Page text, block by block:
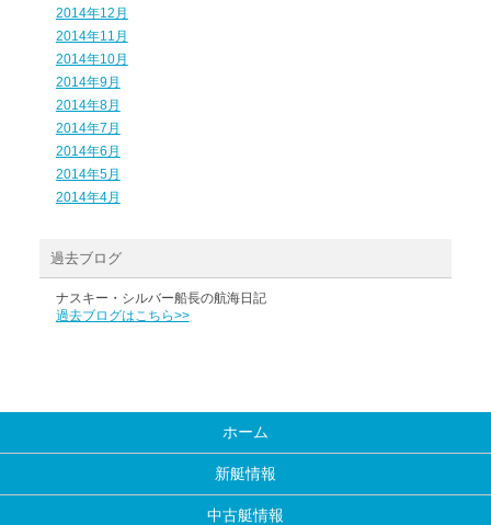
2014年12月
2014年11月
2014年10月
2014年9月
2014年8月
2014年7月
2014年6月
2014年5月
2014年4月
過去ブログ
ナスキー・シルバー船長の航海日記
過去ブログはこちら>>
ホーム
新艇情報
中古艇情報